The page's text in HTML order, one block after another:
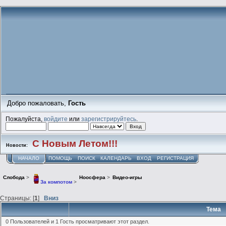
Добро пожаловать, Гость
Пожалуйста,войдите илизарегистрируйтесь
Новости: С Новым Летом!!!
НАЧАЛО ПОМОЩЬ ПОИСК КАЛЕНДАРЬ ВХОД РЕГИСТРАЦИЯ
Слобода >
За компотом>
Ноосфера > Видео-игры
Страницы: [1] Вниз
Тема
0 Пользователей и 1 Гость просматривают этот раздел.